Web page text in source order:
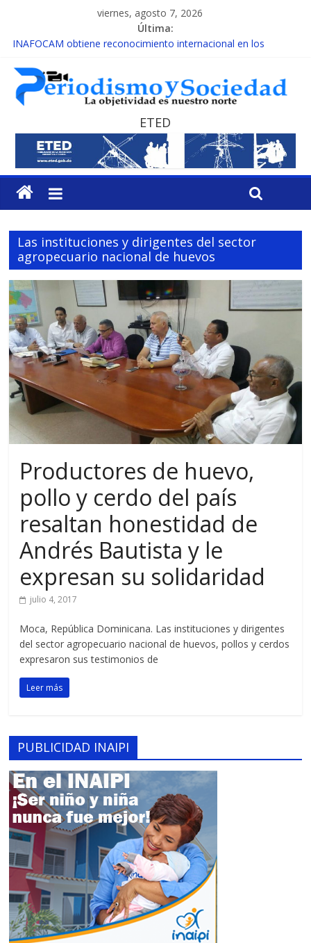
viernes, agosto 7, 2026
Última:
INAFOCAM obtiene reconocimiento internacional en los
15 de febrero de cada año es Día Nacional de la lucha contra el
cáncer infantil
EL ENFOQUE UNILATERAL DE LA COALICIÓN
MESCyT y Universidad Albizu apoyarán rehabilitación de
reclusos
MESCyT presenta calendario de Consulta Nacional por la
Educación
ETED
Las instituciones y dirigentes del sector
agropecuario nacional de huevos
Productores de huevo,
pollo y cerdo del país
resaltan honestidad de
Andrés Bautista y le
expresan su solidaridad
julio 4, 2017
Moca, República Dominicana. Las instituciones y dirigentes
del sector agropecuario nacional de huevos, pollos y cerdos
expresaron sus testimonios de
Leer más
PUBLICIDAD INAIPI